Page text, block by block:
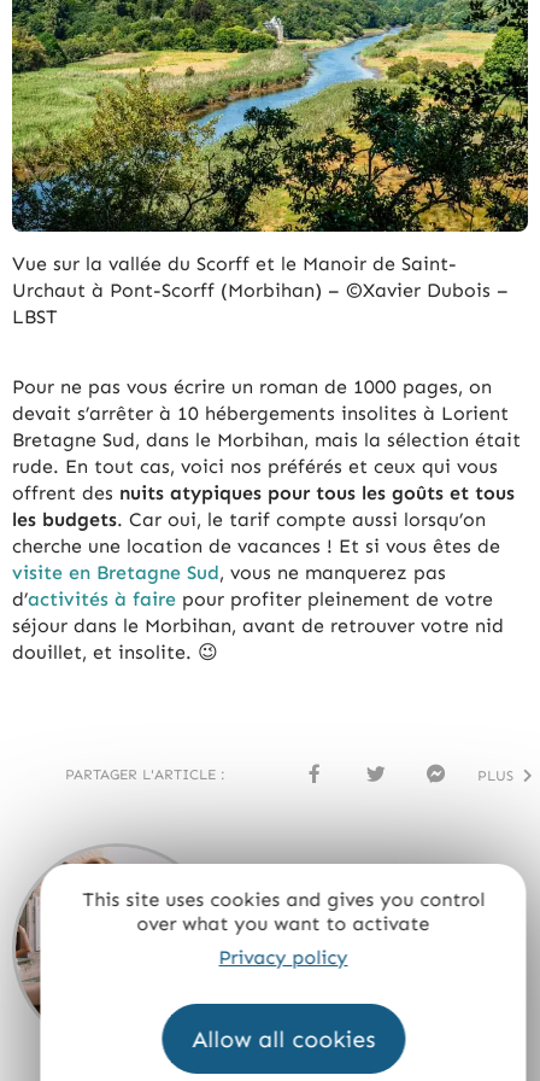
This site uses cookies and gives you control
over what you want to activate
Privacy policy
Allow all cookies
Vue sur la vallée du Scorff et le Manoir de Saint-
Urchaut à Pont-Scorff (Morbihan) – ©Xavier Dubois –
LBST
Pour ne pas vous écrire un roman de 1000 pages, on
devait s’arrêter à 10 hébergements insolites à Lorient
Bretagne Sud, dans le Morbihan, mais la sélection était
rude. En tout cas, voici nos préférés et ceux qui vous
offrent des nuits atypiques pour tous les goûts et tous
les budgets. Car oui, le tarif compte aussi lorsqu’on
cherche une location de vacances ! Et si vous êtes de
visite en Bretagne Sud, vous ne manquerez pas
d’activités à faire pour profiter pleinement de votre
séjour dans le Morbihan, avant de retrouver votre nid
douillet, et insolite. 😉
PARTAGER L'ARTICLE :
PLUS
Anaïs
VOIR LE PORTRAIT